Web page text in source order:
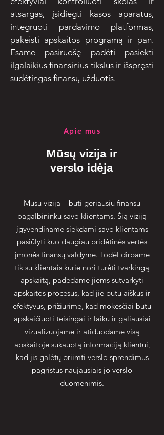
atsargas, įsidiegti kasos aparatus,
integruoti pardavimo platformas,
pakeisti apskaitos programą ir pan.
Esame pasiruošę padėti pasiekti
ilgalaikius finansinius tikslus ir išspręsti
sudėtingas finansų užduotis.
Apie mus
Mūsų vizija ir
verslo idėja
Mūsų vizija – būti geriausiu finansų
pagalbininku savo klientams. Šią viziją
įgyvendiname siekdami savo klientams
pasiūlyti kuo daugiau pridėtinės vertės
įmonės finansų valdyme. Todėl dirbame
tik su klientais kurie nori turėti tvarkingą
apskaitą, padedame jiems sutvarkyti
apskaitos procesus, kad jie būtų aiškūs ir
efektyvūs, prižiūrime, kad mokesčiai būtų
apskaičiuoti teisingai ir laiku ir galiausiai
vizualizuojame ir atiduodame visą
apskaitoje sukauptą informaciją klientui,
kad jis galėtų priimti verslo sprendimus
pagrįstus naujausiais jo verslo
duomenimis.